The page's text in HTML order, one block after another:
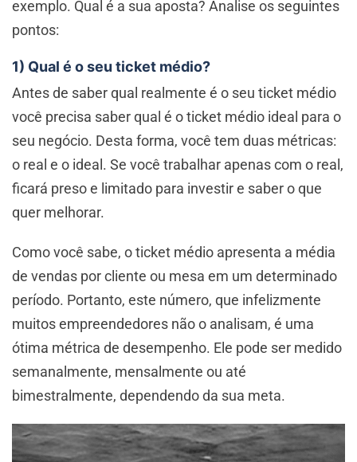
exemplo. Qual é a sua aposta? Analise os seguintes
pontos:
1) Qual é o seu ticket médio?
Antes de saber qual realmente é o seu ticket médio
você precisa saber qual é o ticket médio ideal para o
seu negócio. Desta forma, você tem duas métricas:
o real e o ideal. Se você trabalhar apenas com o real,
ficará preso e limitado para investir e saber o que
quer melhorar.
Como você sabe, o ticket médio apresenta a média
de vendas por cliente ou mesa em um determinado
período. Portanto, este número, que infelizmente
muitos empreendedores não o analisam, é uma
ótima métrica de desempenho. Ele pode ser medido
semanalmente, mensalmente ou até
bimestralmente, dependendo da sua meta.